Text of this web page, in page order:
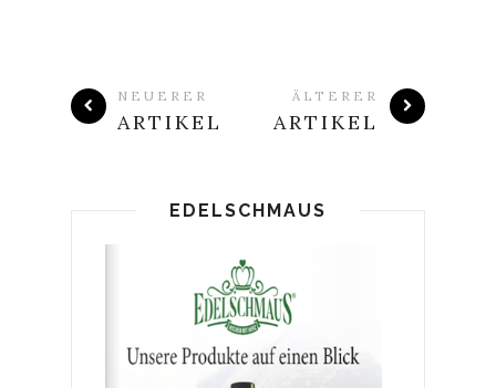
NEUERER
ARTIKEL
ÄLTERER
ARTIKEL
EDELSCHMAUS